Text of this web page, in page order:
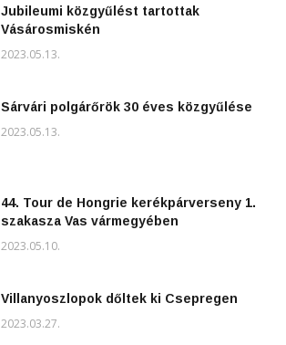
Jubileumi közgyűlést tartottak
Vásárosmiskén
2023.05.13.
Sárvári polgárőrök 30 éves közgyűlése
2023.05.13.
44. Tour de Hongrie kerékpárverseny 1.
szakasza Vas vármegyében
2023.05.10.
Villanyoszlopok dőltek ki Csepregen
2023.03.27.